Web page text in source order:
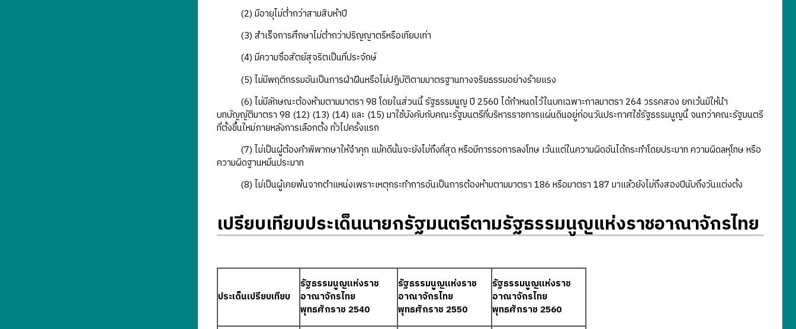
(2) มีอายุไม่ต่ำกว่าสามสิบห้าปี
(3) สำเร็จการศึกษาไม่ต่ำกว่าปริญญาตรีหรือเทียบเท่า
(4) มีความซื่อสัตย์สุจริตเป็นที่ประจักษ์
(5) ไม่มีพฤติกรรมอันเป็นการฝ่าฝืนหรือไม่ปฏิบัติตามมาตรฐานทางจริยธรรมอย่างร้ายแรง
(6) ไม่มีลักษณะต้องห้ามตามมาตรา 98 โดยในส่วนนี้ รัฐธรรมนูญ ปี 2560 ได้กำหนดไว้ในบทเฉพาะกาลมาตรา 264 วรรคสอง ยกเว้นมิให้นำ
บทบัญญัติมาตรา 98 (12) (13) (14) และ (15) มาใช้บังคับกับคณะรัฐมนตรีที่บริหารราชการแผ่นดินอยู่ก่อนวันประกาศใช้รัฐธรรมนูญนี้ จนกว่าคณะรัฐมนตรี
ที่ตั้งขึ้นใหม่ภายหลังการเลือกตั้ง ทั่วไปครั้งแรก
(7) ไม่เป็นผู้ต้องคำพิพากษาให้จำคุก แม้คดีนั้นจะยังไม่ถึงที่สุด หรือมีการรอการลงโทษ เว้นแต่ในความผิดอันได้กระทำโดยประมาท ความผิดลหุโทษ หรือ
ความผิดฐานหมิ่นประมาท
(8) ไม่เป็นผู้เคยพ้นจากตำแหน่งเพราะเหตุกระทำการอันเป็นการต้องห้ามตามมาตรา 186 หรือมาตรา 187 มาแล้วยังไม่ถึงสองปีนับถึงวันแต่งตั้ง
เปรียบเทียบประเด็นนายกรัฐมนตรีตามรัฐธรรมนูญแห่งราชอาณาจักรไทย
ประเด็นเปรียบเทียบ
รัฐธรรมนูญแห่งราช
อาณาจักรไทย
พุทธศักราช 2540
รัฐธรรมนูญแห่งราช
อาณาจักรไทย
พุทธศักราช 2550
รัฐธรรมนูญแห่งราช
อาณาจักรไทย
พุทธศักราช 2560